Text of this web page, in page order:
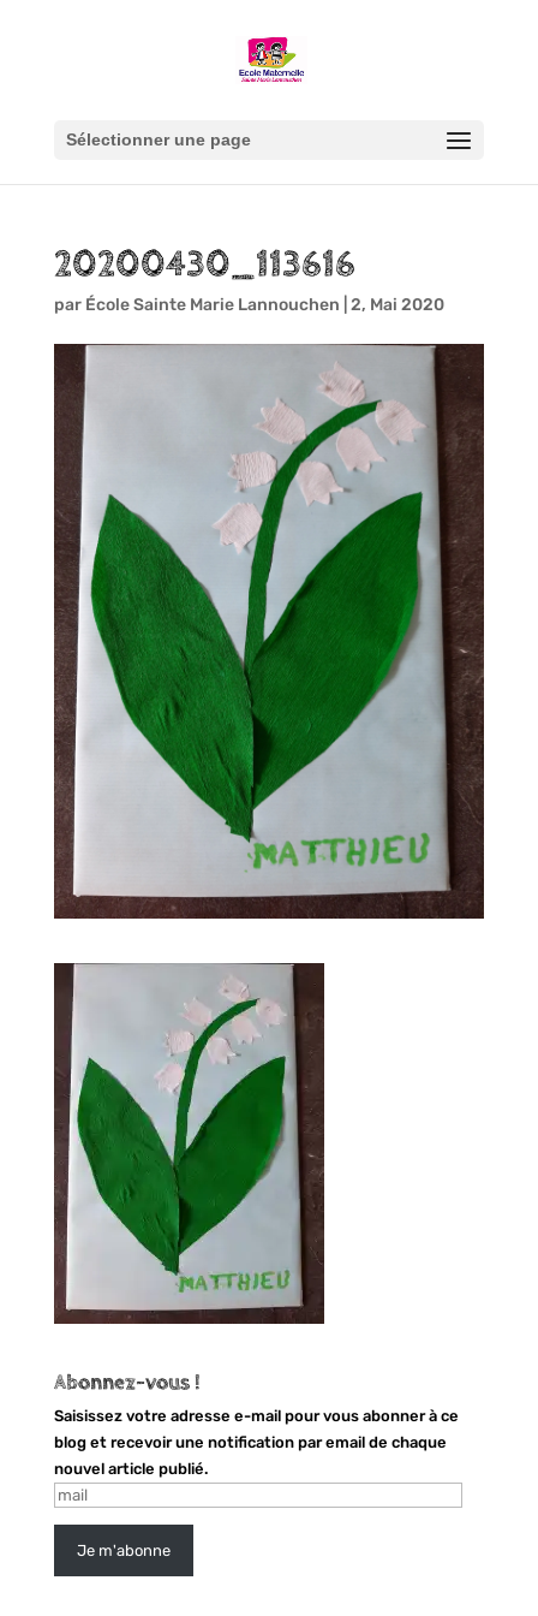
Sélectionner une page
20200430_113616
par École Sainte Marie Lannouchen 2, Mai 2020
Abonnez-vous !
Saisissez votre adresse e-mail pour vous abonner à ce
blog et recevoir une notification par email de chaque
nouvel article publié.
mail
Je m'abonne